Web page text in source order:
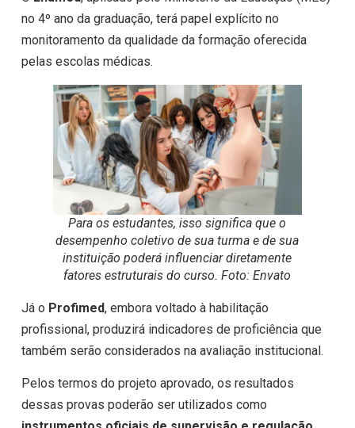
no 4º ano da graduação, terá papel explícito no
monitoramento da qualidade da formação oferecida
pelas escolas médicas.
Para os estudantes, isso significa que o
desempenho coletivo de sua turma e de sua
instituição poderá influenciar diretamente
fatores estruturais do curso. Foto: Envato
Já o Profimed, embora voltado à habilitação
profissional, produzirá indicadores de proficiência que
também serão considerados na avaliação institucional.
Pelos termos do projeto aprovado, os resultados
dessas provas poderão ser utilizados como